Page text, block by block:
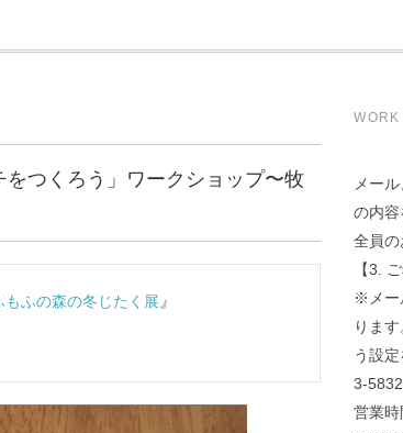
つくろう」ワークショップ〜牧
もふの森の冬じたく展 』
WORK
メー
の内
全員の
【3.
※メー
りま
う設
3-
営業